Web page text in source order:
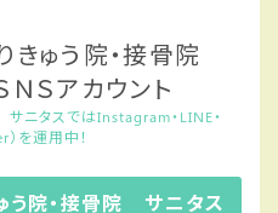
きゅう院・接骨院
Ｓアカウント
ニタスではInstagram・LINE・
を運用中！
う院・接骨院 サニタス